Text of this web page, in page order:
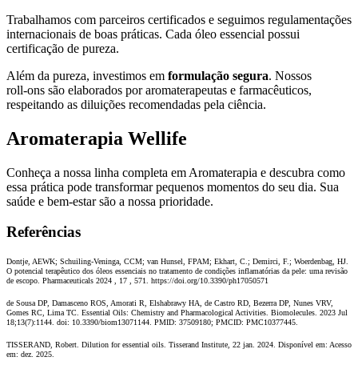
Trabalhamos com parceiros certificados e seguimos regulamentações
internacionais de boas práticas. Cada óleo essencial possui
certificação de pureza.
Além da pureza, investimos em formulação segura. Nossos
roll‑ons são elaborados por aromaterapeutas e farmacêuticos,
respeitando as diluições recomendadas pela ciência.
Aromaterapia Wellife
Conheça a nossa linha completa em Aromaterapia e descubra como
essa prática pode transformar pequenos momentos do seu dia. Sua
saúde e bem‑estar são a nossa prioridade.
Referências
Dontje, AEWK; Schuiling-Veninga, CCM; van Hunsel, FPAM; Ekhart, C.; Demirci, F.; Woerdenbag, HJ.
O potencial terapêutico dos óleos essenciais no tratamento de condições inflamatórias da pele: uma revisão
de escopo. Pharmaceuticals 2024 , 17 , 571. https://doi.org/10.3390/ph17050571
de Sousa DP, Damasceno ROS, Amorati R, Elshabrawy HA, de Castro RD, Bezerra DP, Nunes VRV,
Gomes RC, Lima TC. Essential Oils: Chemistry and Pharmacological Activities. Biomolecules. 2023 Jul
18;13(7):1144. doi: 10.3390/biom13071144. PMID: 37509180; PMCID: PMC10377445.
TISSERAND, Robert. Dilution for essential oils. Tisserand Institute, 22 jan. 2024. Disponível em: Acesso
em: dez. 2025.